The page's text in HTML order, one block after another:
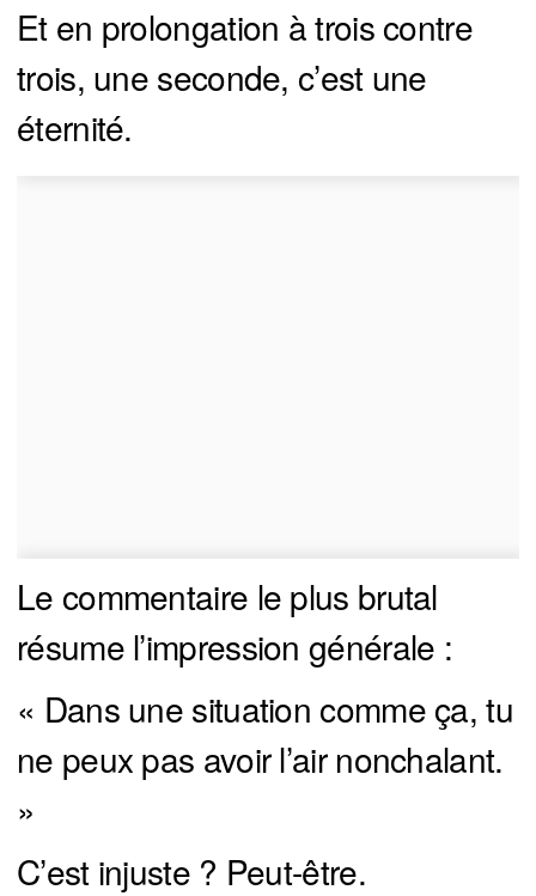
Et en prolongation à trois contre
trois, une seconde, c’est une
éternité.
Le commentaire le plus brutal
résume l’impression générale :
« Dans une situation comme ça, tu
ne peux pas avoir l’air nonchalant.
»
C’est injuste ? Peut-être.